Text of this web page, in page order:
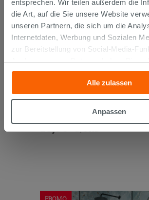
entsprechen. Wir teilen außerdem die
die Art, auf die Sie unsere Website
unseren Partnern, die sich um die
Internetdaten, Werbung und Sozialen
zur Bereitstellung von Social-Media-
Analyse unseres Datenverkehrs. Diese
anderen Informationen, die Sie ihnen
die sie aufgrund Ihrer Verwendung ihrer
gesammelt haben, kombinieren. Falls
möchten oder Ihre Zustimmung zu allen
Zustimmung kann durch Klicken auf die
Alle zulassen
Anpassen
13,99 € /STK.